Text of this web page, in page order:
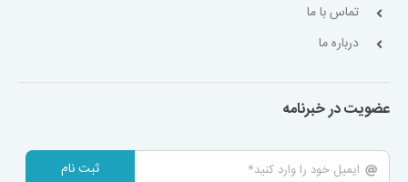
تماس با ما
درباره ما
عضویت در خبرنامه
ثبت نام